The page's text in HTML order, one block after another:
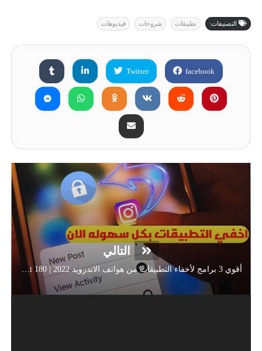
التصنيفات: تطبيقات شروحات فيديوهات
facebook
Twitter
التالي
أقوي 3 برامج لأخفاء التطبيقات من هواتف الاندرويد 2022 | Mr Robot 180